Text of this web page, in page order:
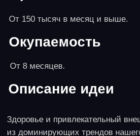
Инвестиции
Прибыль
Окупаемость
От 200 тысяч на тур. Транспорт, страхование
здоровья туристов, услуги гида, билеты в музеи.
От 100-150 тысяч в месяц при условии
организации поездок каждые выходные.
3-4 месяца